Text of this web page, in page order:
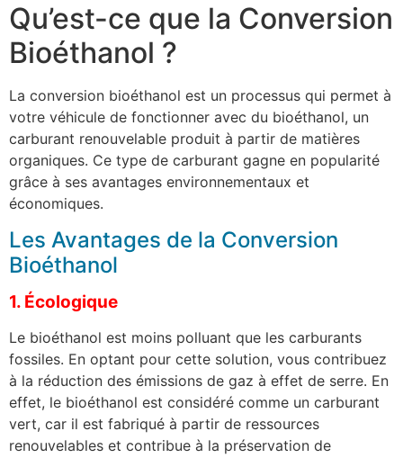
Qu’est-ce que la Conversion
Bioéthanol ?
La conversion bioéthanol est un processus qui permet à
votre véhicule de fonctionner avec du bioéthanol, un
carburant renouvelable produit à partir de matières
organiques. Ce type de carburant gagne en popularité
grâce à ses avantages environnementaux et
économiques.
Les Avantages de la Conversion
Bioéthanol
1. Écologique
Le bioéthanol est moins polluant que les carburants
fossiles. En optant pour cette solution, vous contribuez
à la réduction des émissions de gaz à effet de serre. En
effet, le bioéthanol est considéré comme un carburant
vert, car il est fabriqué à partir de ressources
renouvelables et contribue à la préservation de